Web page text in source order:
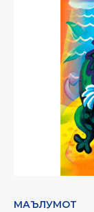
МАЪЛУМОТ